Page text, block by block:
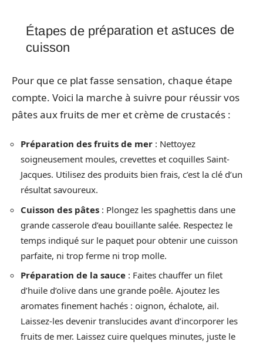
Étapes de préparation et astuces de
cuisson
Pour que ce plat fasse sensation, chaque étape
compte. Voici la marche à suivre pour réussir vos
pâtes aux fruits de mer et crème de crustacés :
Préparation des fruits de mer : Nettoyez
soigneusement moules, crevettes et coquilles Saint-
Jacques. Utilisez des produits bien frais, c’est la clé d’un
résultat savoureux.
Cuisson des pâtes : Plongez les spaghettis dans une
grande casserole d’eau bouillante salée. Respectez le
temps indiqué sur le paquet pour obtenir une cuisson
parfaite, ni trop ferme ni trop molle.
Préparation de la sauce : Faites chauffer un filet
d’huile d’olive dans une grande poêle. Ajoutez les
aromates finement hachés : oignon, échalote, ail.
Laissez-les devenir translucides avant d’incorporer les
fruits de mer. Laissez cuire quelques minutes, juste le